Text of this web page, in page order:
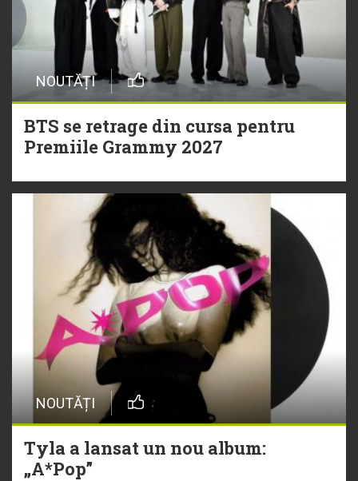
NOUTĂȚI
BTS se retrage din cursa pentru
Premiile Grammy 2027
NOUTĂȚI
Tyla a lansat un nou album:
„A*Pop”